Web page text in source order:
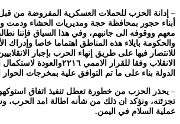
– إدانة الحزب للحملات العسكرية المفروضة من
أبناء حجور بمحافظة حجة ومديريات الحشاء ودمت
معهم ووقوفه الى جانبهم، وفي هذا السياق فإننا
والحكومة بايلاء هذه المناطق اهتماما خاصا وإدراك
للانتصار فيها على طريق إنهاء الحرب بإجبار
الانقلاب وفقا للقرار الاممي
الدولة بناء على ما تم التوافق علية بمخرجات
– يحذر الحزب من خطورة تعطل تنفيذ اتفاق
تجزئته، ونؤكد ان ذلك من شأنه اطالة امد الحرب،
عملية السلام في اليمن.